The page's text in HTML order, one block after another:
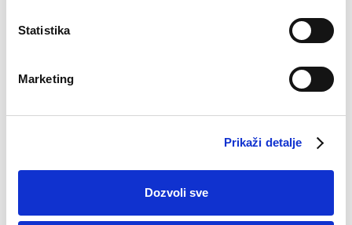
Statistika
Marketing
Prikaži detalje
Dozvoli sve
Kompanija